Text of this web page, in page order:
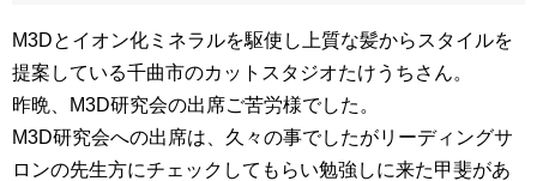
M3Dとイオン化ミネラルを駆使し上質な髪からスタイルを
提案している千曲市のカットスタジオたけうちさん。
昨晩、M3D研究会の出席ご苦労様でした。
M3D研究会への出席は、久々の事でしたがリーディングサ
ロンの先生方にチェックしてもらい勉強しに来た甲斐があ